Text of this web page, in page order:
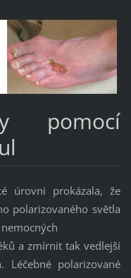
pomocí
úrovni prokázala, že
polarizovaného světla
a zmírnit tak vedlejší
polarizované